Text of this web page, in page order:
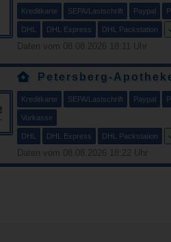
Kreditkarte SEPA/Lastschrift Paypal
DHL DHL Express DHL Packstation
Daten vom 08.08.2026 18:11 Uhr
Petersberg-
Kreditkarte SEPA/Lastschrift Paypal
Vorkasse
DHL DHL Express DHL Packstation
Daten vom 08.08.2026 18:22 Uhr